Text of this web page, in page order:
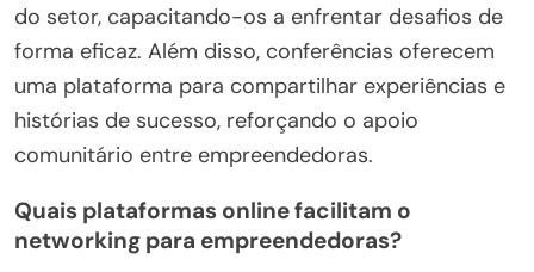
do setor, capacitando-os a enfrentar desafios de
forma eficaz. Além disso, conferências oferecem
uma plataforma para compartilhar experiências e
histórias de sucesso, reforçando o apoio
comunitário entre empreendedoras.
Quais plataformas online facilitam o
networking para empreendedoras?